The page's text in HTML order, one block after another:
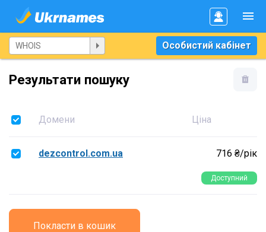
Особистий кабінет
Результати пошуку
Домени Ціна
dezcontrol.com.ua 716 ₴/рік
Доступний
Покласти в кошик